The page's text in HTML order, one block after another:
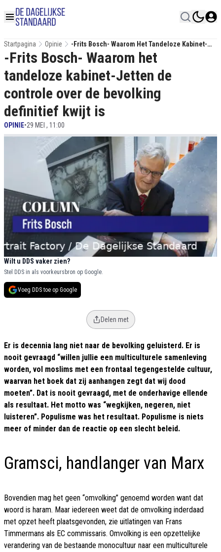
Startpagina Opinie
-Frits Bosch- Waarom Het Tandeloze Kabinet-
Jetten De Controle Over De Bevolking Definitief
Kwijt Is
-Frits Bosch- Waarom het
tandeloze kabinet-Jetten de
controle over de bevolking
definitief kwijt is
OPINIE•29 MEI , 11:00
Wilt u DDS vaker zien?
Stel DDS in als voorkeursbron op Google.
Voeg DDS toe op Google
Delen met
Er is decennia lang niet naar de bevolking geluisterd. Er is
nooit gevraagd “willen jullie een multiculturele samenleving
worden, vol moslims met een frontaal tegengestelde cultuur,
waarvan het boek dat zij aanhangen zegt dat wij dood
moeten”. Dat is nooit gevraagd, met de onderhavige ellende
als resultaat. Het motto was “wegkijken, negeren, niet
luisteren”. Populisme was het resultaat. Populisme is niets
meer of minder dan de reactie op een slecht beleid.
Gramsci, handlanger van Marx
Bovendien mag het geen “omvolking” genoemd worden want dat
woord is haram. Maar iedereen weet dat de omvolking inderdaad
met opzet heeft plaatsgevonden, zie uitlatingen van Frans
Timmermans als EC commissaris. Omvolking is een opzettelijke
verandering van de bestaande monocultuur naar een multiculturele